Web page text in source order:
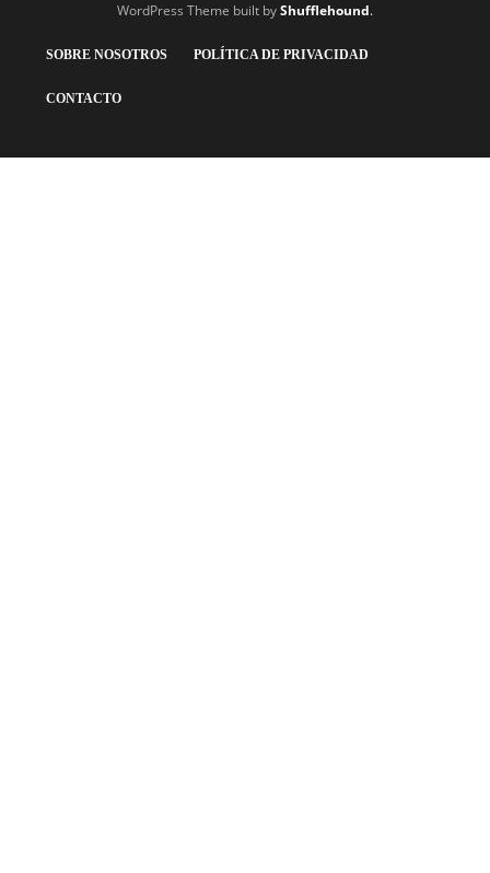
WordPress Theme built byShufflehound.
SOBRE NOSOTROS POLÍTICA DE PRIVACIDAD
CONTACTO